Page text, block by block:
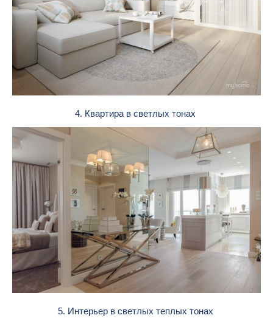
4. Квартира в светлых тонах
5. Интерьер в светлых теплых тонах